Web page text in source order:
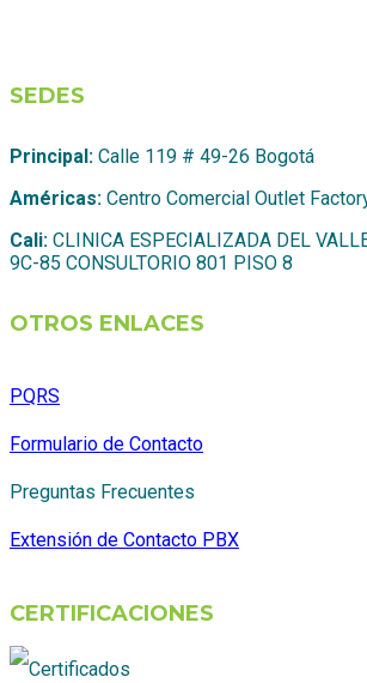
SEDES
Principal: Calle 119 # 49-26 Bogotá
Américas: Centro Comercial Outlet
Cali: CLINICA ESPECIALIZADA DEL
9C-85 CONSULTORIO 801 PISO 8
OTROS ENLACES
PQRS
Formulario de Contacto
Preguntas Frecuentes
Extensión de Contacto PBX
CERTIFICACIONES